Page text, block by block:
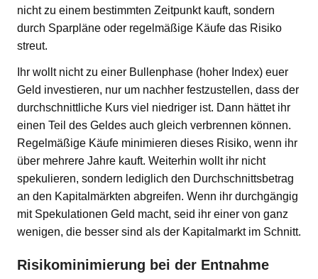
nicht zu einem bestimmten Zeitpunkt kauft, sondern
durch Sparpläne oder regelmäßige Käufe das Risiko
streut.
Ihr wollt nicht zu einer Bullenphase (hoher Index) euer
Geld investieren, nur um nachher festzustellen, dass der
durchschnittliche Kurs viel niedriger ist. Dann hättet ihr
einen Teil des Geldes auch gleich verbrennen können.
Regelmäßige Käufe minimieren dieses Risiko, wenn ihr
über mehrere Jahre kauft. Weiterhin wollt ihr nicht
spekulieren, sondern lediglich den Durchschnittsbetrag
an den Kapitalmärkten abgreifen. Wenn ihr durchgängig
mit Spekulationen Geld macht, seid ihr einer von ganz
wenigen, die besser sind als der Kapitalmarkt im Schnitt.
Risikominimierung bei der Entnahme